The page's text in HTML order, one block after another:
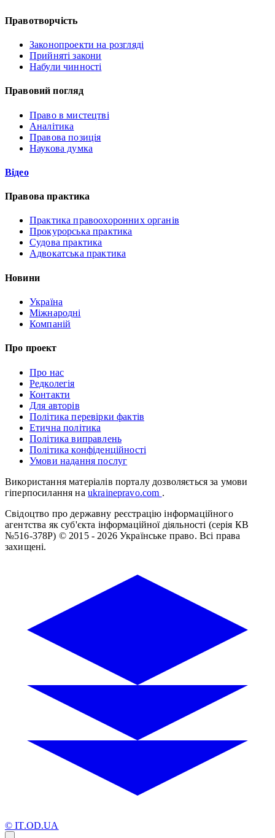
Правотворчість
Законопроекти на розгляді
Прийняті закони
Набули чинності
Правовий погляд
Право в мистецтві
Аналітика
Правова позиція
Наукова думка
Відео
Правова практика
Практика правоохоронних органів
Прокурорська практика
Судова практика
Адвокатська практика
Новини
Україна
Міжнародні
Компаній
Про проект
Про нас
Редколегія
Контакти
Для авторів
Політика перевірки фактів
Етична політика
Політика виправлень
Політика конфіденційності
Умови надання послуг
Використання матеріалів порталу дозволяється за умови
гіперпосилання на ukrainepravo.com .
Свідоцтво про державну реєстрацію інформаційного
агентства як суб'єкта інформаційної діяльності (серія КВ
№516-378Р) © 2015 - 2026 Українське право. Всі права
захищені.
© IT.OD.UA